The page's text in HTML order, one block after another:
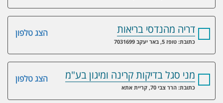
הצג טלפון דריה מהנדסי בריאות
כתובת: טופז 5, באר יעקב 7031699
הצג טלפון מני סגל בדיקות קרינה ומיגון בע"מ
כתובת: הרר צבי 70, קריית אתא